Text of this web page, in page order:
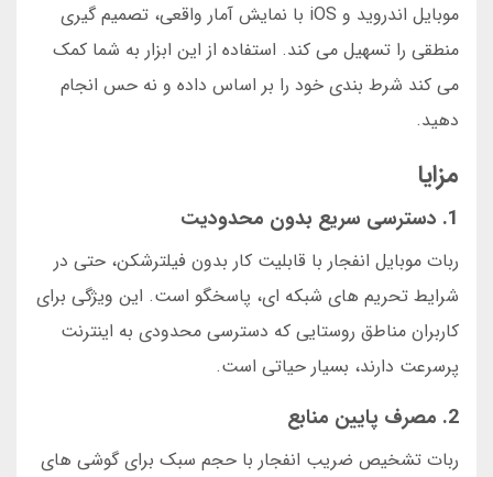
موبایل اندروید و iOS با نمایش آمار واقعی، تصمیم گیری
منطقی را تسهیل می کند. استفاده از این ابزار به شما کمک
می کند شرط بندی خود را بر اساس داده و نه حس انجام
دهید.
مزایا
1. دسترسی سریع بدون محدودیت
ربات موبایل انفجار با قابلیت کار بدون فیلترشکن، حتی در
شرایط تحریم های شبکه ای، پاسخگو است. این ویژگی برای
کاربران مناطق روستایی که دسترسی محدودی به اینترنت
پرسرعت دارند، بسیار حیاتی است.
2. مصرف پایین منابع
ربات تشخیص ضریب انفجار با حجم سبک برای گوشی های